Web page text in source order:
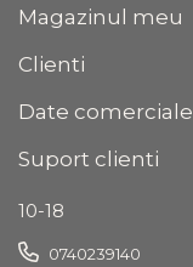
Magazinul meu
Clienti
Date comerciale
Suport clienti
10-18
0740239140